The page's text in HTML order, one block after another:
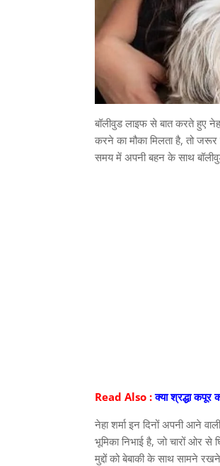
बॉलीवुड लाइफ से बात करते हुए
करने का मौका मिलता है, तो
समय में अपनी बहन के साथ
Read Also :क्या श्रद्धा कपूर
नेहा शर्मा इन दिनों अपनी आने
भूमिका निभाई है, जो चारों ओर
मुद्दों को बेबाकी के साथ सामने